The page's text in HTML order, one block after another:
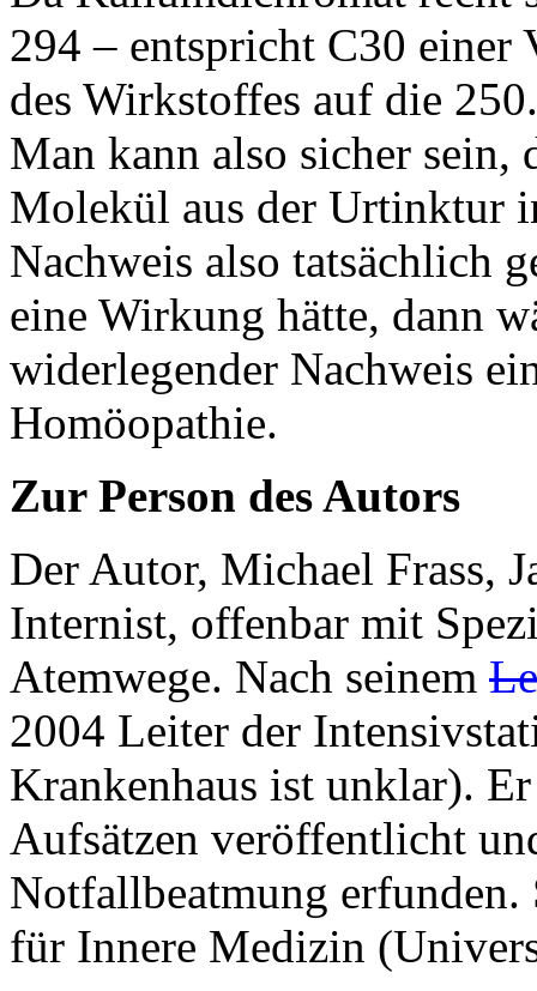
294 – entspricht C30
des Wirkstoffes auf die
Man kann also sicher sein,
Molekül aus der Urtinktur
Nachweis also tatsächlich
eine Wirkung hätte, dann
widerlegender Nachweis
Homöopathie.
Zur Person des Autors
Der Autor, Michael Frass,
Internist, offenbar mit
Atemwege. Nach seinem
2004 Leiter der
Krankenhaus ist unklar).
Aufsätzen veröffentlicht
Notfallbeatmung erfunden.
für Innere Medizin